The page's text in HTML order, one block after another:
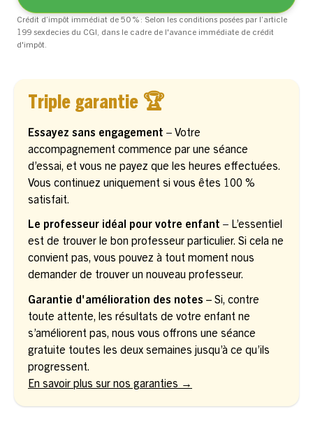
Crédit d’impôt immédiat de 50 % : Selon les conditions posées par l’article
199 sexdecies du CGI, dans le cadre de l'avance immédiate de crédit
d'impôt.
Triple garantie 🏆
Essayez sans engagement – Votre
accompagnement commence par une séance
d’essai, et vous ne payez que les heures effectuées.
Vous continuez uniquement si vous êtes 100 %
satisfait.
Le professeur idéal pour votre enfant – L’essentiel
est de trouver le bon professeur particulier. Si cela ne
convient pas, vous pouvez à tout moment nous
demander de trouver un nouveau professeur.
Garantie d'amélioration des notes – Si, contre
toute attente, les résultats de votre enfant ne
s’améliorent pas, nous vous offrons une séance
gratuite toutes les deux semaines jusqu’à ce qu’ils
progressent.
En savoir plus sur nos garanties →